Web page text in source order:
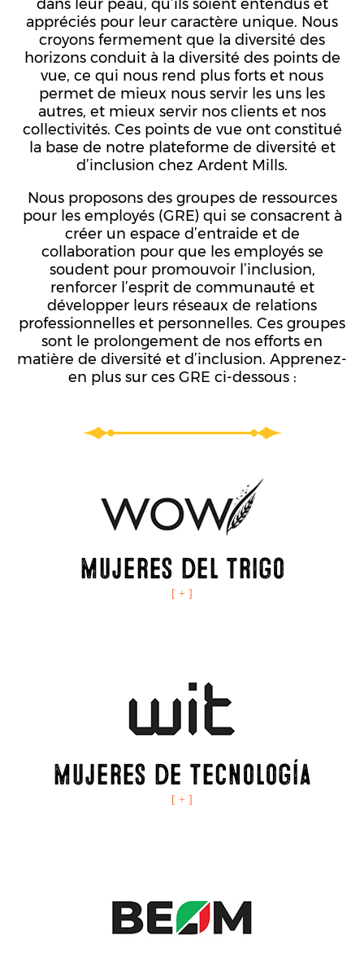
dans leur peau, qu’ils soient entendus et
appréciés pour leur caractère unique. Nous
croyons fermement que la diversité des
horizons conduit à la diversité des points de
vue, ce qui nous rend plus forts et nous
permet de mieux nous servir les uns les
autres, et mieux servir nos clients et nos
collectivités. Ces points de vue ont constitué
la base de notre plateforme de diversité et
d’inclusion chez Ardent Mills.
Nous proposons des groupes de ressources
pour les employés (GRE) qui se consacrent à
créer un espace d’entraide et de
collaboration pour que les employés se
soudent pour promouvoir l’inclusion,
renforcer l’esprit de communauté et
développer leurs réseaux de relations
professionnelles et personnelles. Ces groupes
sont le prolongement de nos efforts en
matière de diversité et d’inclusion. Apprenez-
en plus sur ces GRE ci-dessous :
Mujeres del Trigo
[ + ]
Mujeres de Tecnología
[ + ]